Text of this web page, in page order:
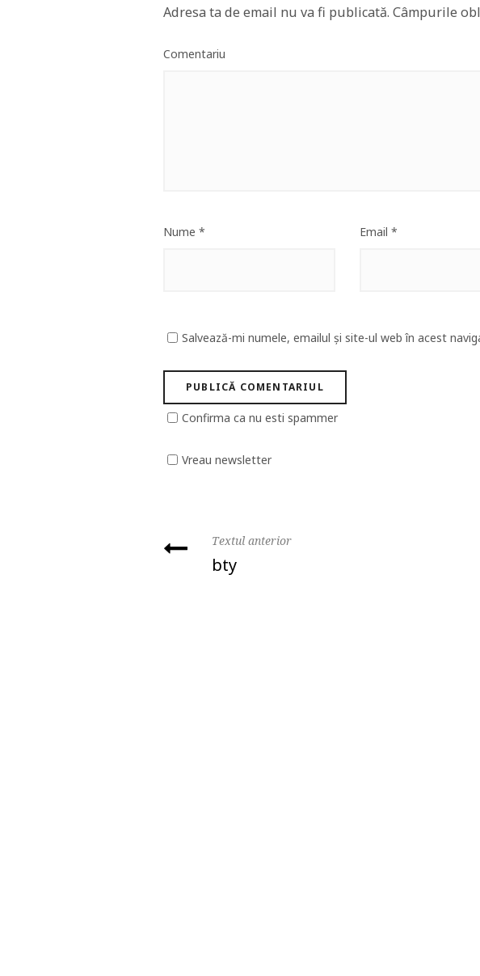
Adresa ta de email nu va fi publicată. Câmpurile
Comentariu
Nume * Email *
Salvează-mi numele, emailul și site-ul web în acest
Confirma ca nu esti spammer
Vreau newsletter
Textul anterior
bty